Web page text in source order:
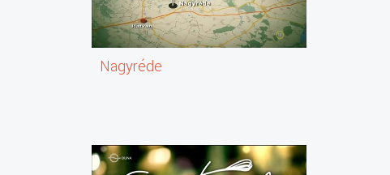
Nagyréde